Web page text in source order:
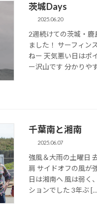
茨城Days
2025.06.20
2週続けての茨城・
ました！ サーフィン
ねー 天気悪い日はポ
ー沢山です 分かりや
千葉南と湘南
2025.06.07
強風＆大雨の土曜日
肩 サイドオフの風が
日は湘南へ 風は弱く
ションでした 3年ぶ